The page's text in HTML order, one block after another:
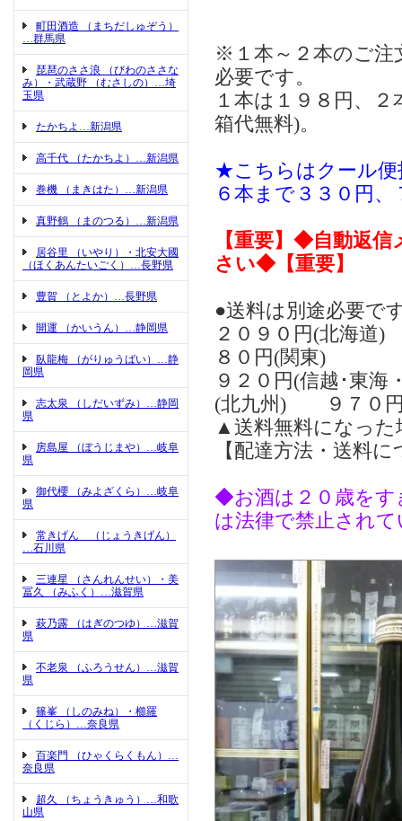
町田酒造 （まちだしゅぞう）
…群馬県
琵琶のささ浪 （びわのささな
み）・武蔵野 （むさしの）…埼
玉県
たかちよ…新潟県
高千代 （たかちよ）…新潟県
巻機 （まきはた）…新潟県
真野鶴 （まのつる）…新潟県
居谷里 （いやり）・北安大國
（ほくあんたいごく）…長野県
豊賀 （とよか）…長野県
開運 （かいうん）…静岡県
臥龍梅 （がりゅうばい）…静
岡県
志太泉 （しだいずみ）…静岡
県
房島屋 （ぼうじまや）…岐阜
県
御代櫻 （みよざくら）…岐阜
県
常きげん （じょうきげん）
…石川県
三連星 （さんれんせい）・美
冨久 （みふく）…滋賀県
萩乃露 （はぎのつゆ）…滋賀
県
不老泉 （ふろうせん）…滋賀
県
篠峯 （しのみね）・櫛羅
（くじら）…奈良県
百楽門 （ひゃくらくもん）…
奈良県
超久 （ちょうきゅう）…和歌
山県
※１本～２本のご注
必要です。
１本は１９８円、
箱代無料)。
★こちらはクール便
６本まで３３０円
【重要】◆自動返
さい◆【重要】
●送料は別途必要で
２０９０円(北海
８０円(関東)
９２０円(信越･東
(北九州) ９７０
▲送料無料になった
【配達方法・送料
◆お酒は２０歳をす
は法律で禁止され